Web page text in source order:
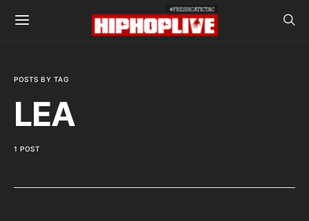
POSTS BY TAG
LEA
1 POST